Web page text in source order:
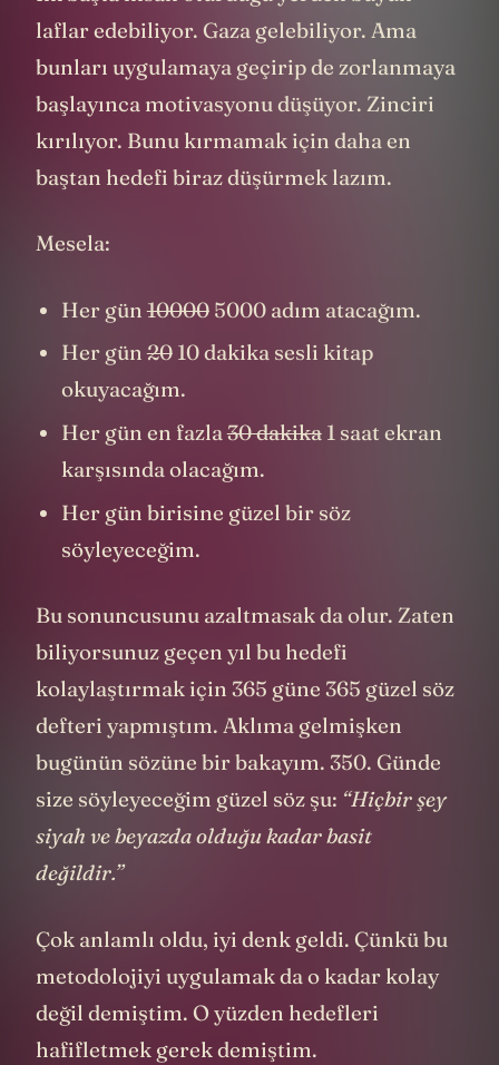
laflar edebiliyor. Gaza gelebiliyor. Ama
bunları uygulamaya geçirip de zorlanmaya
başlayınca motivasyonu düşüyor. Zinciri
kırılıyor. Bunu kırmamak için daha en
baştan hedefi biraz düşürmek lazım.
Mesela:
Her gün100005000 adım atacağım.
Her gün2010 dakika sesli kitap
okuyacağım.
Her gün en fazla30 dakika1 saat ekran
karşısında olacağım.
Her gün birisine güzel bir söz
söyleyeceğim.
Bu sonuncusunu azaltmasak da olur. Zaten
biliyorsunuz geçen yıl bu hedefi
kolaylaştırmak için 365 güne 365 güzel söz
defteri yapmıştım. Aklıma gelmişken
bugünün sözüne bir bakayım. 350. Günde
size söyleyeceğim güzel söz şu: “Hiçbir şey
siyah ve beyazda olduğu kadar basit
değildir.”
Çok anlamlı oldu, iyi denk geldi. Çünkü bu
metodolojiyi uygulamak da o kadar kolay
değil demiştim. O yüzden hedefleri
hafifletmek gerek demiştim.